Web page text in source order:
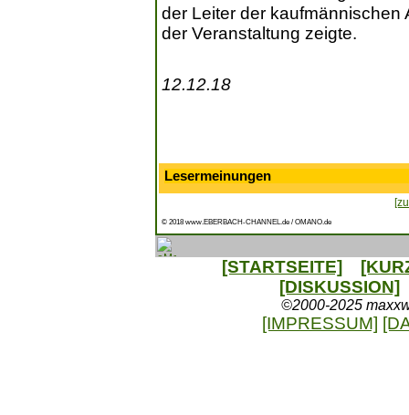
der Leiter der kaufmännischen
der Veranstaltung zeigte.
12.12.18
Lesermeinungen
© 2018 www.EBERBACH-CHANNEL.de / OMANO.de
[STARTSEITE]
[DISKUSSION]
©2000-2025
[IMPRESSUM]